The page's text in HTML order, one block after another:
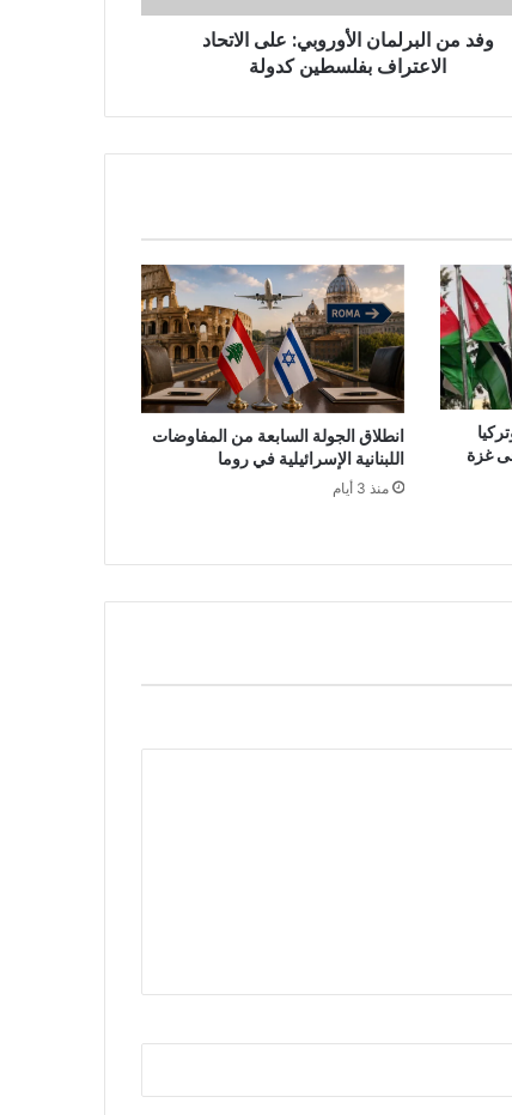
وفد من البرلمان الأوروبي: على الاتحاد
الاعتراف بفلسطين كدولة
فى غزة
انطلاق الجولة السابعة من المفاوضات
اللبنانية الإسرائيلية في روما
منذ 3 أيام